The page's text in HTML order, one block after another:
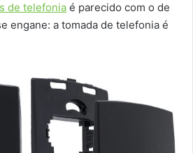
de telefonia é parecido com o de
engane: a tomada de telefonia é